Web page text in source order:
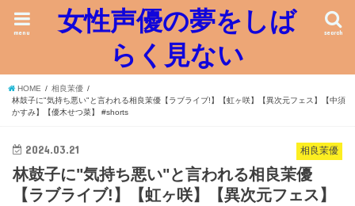
女性声優の夢をしば
らく見ない
search
menu
HOME
相良茉優
林鼓子に"気持ち悪い"と言われる相良茉優【ラブライブ!】【虹ヶ咲】【異次元フェス】【中須
かすみ】【優木せつ菜】 #shorts
相良茉優
2024.03.21
林鼓子に"気持ち悪い"と言われる相良茉優
【ラブライブ!】【虹ヶ咲】【異次元フェス】